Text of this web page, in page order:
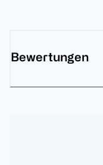
Bewertungen